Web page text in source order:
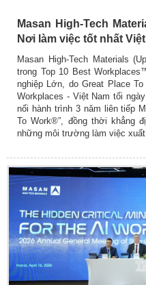
Masan High-Tech
Nơi làm việc tốt nhất
Masan High-Tech Materials
trong Top 10 Best
nghiệp Lớn, do Great Place
Workplaces - Việt Nam tối
nối hành trình 3 năm liên tiếp
To Work®”, đồng thời khẳng
những môi trường làm việc xuất